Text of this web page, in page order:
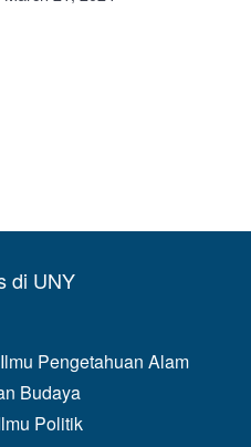
di UNY
Pengetahuan Alam
Budaya
Politik